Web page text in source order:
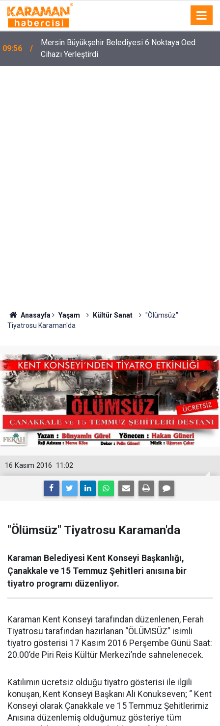
09:56
Mersin Büyükşehir Belediyesi 6 Noktaya Oed
Cihazı Yerleştirdi
Anasayfa Yaşam Kültür Sanat
"Ölümsüz"
Tiyatrosu Karaman'da
11:02
16 Kasım 2016
"Ölümsüz" Tiyatrosu Karaman'da
Karaman Belediyesi Kent Konseyi Başkanlığı,
Çanakkale ve 15 Temmuz Şehitleri anısına bir
tiyatro programı düzenliyor.
Karaman Kent Konseyi tarafından düzenlenen, Ferah
Tiyatrosu tarafından hazırlanan “ÖLÜMSÜZ” isimli
tiyatro gösterisi 17 Kasım 2016 Perşembe Günü Saat:
20.00’de Piri Reis Kültür Merkezi’nde sahnelenecek.
Katılımın ücretsiz olduğu tiyatro gösterisi ile ilgili
konuşan, Kent Konseyi Başkanı Ali Konukseven; “ Kent
Konseyi olarak Çanakkale ve 15 Temmuz Şehitlerimiz
Anısına düzenlemiş olduğumuz gösteriye tüm